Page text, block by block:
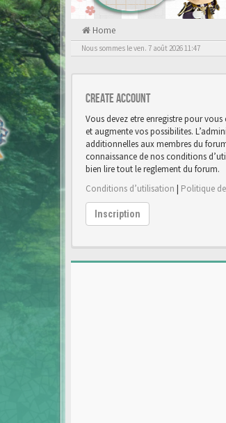
Home
Nous sommes le ven. 7 août 2026 11:47
Create account
Vous devez etre enregistre pour
et augmente vos possibilites.
additionnelles aux membres du
connaissance de nos conditions
bien lire tout le reglement du forum.
Conditions d’utilisation | Politique
Inscription